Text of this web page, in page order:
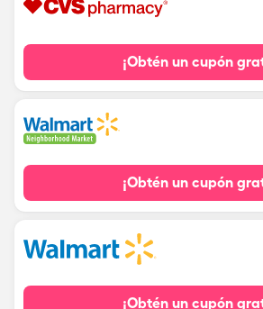
¡Obtén un cupón
¡Obtén un cupón
¡Obtén un cupón